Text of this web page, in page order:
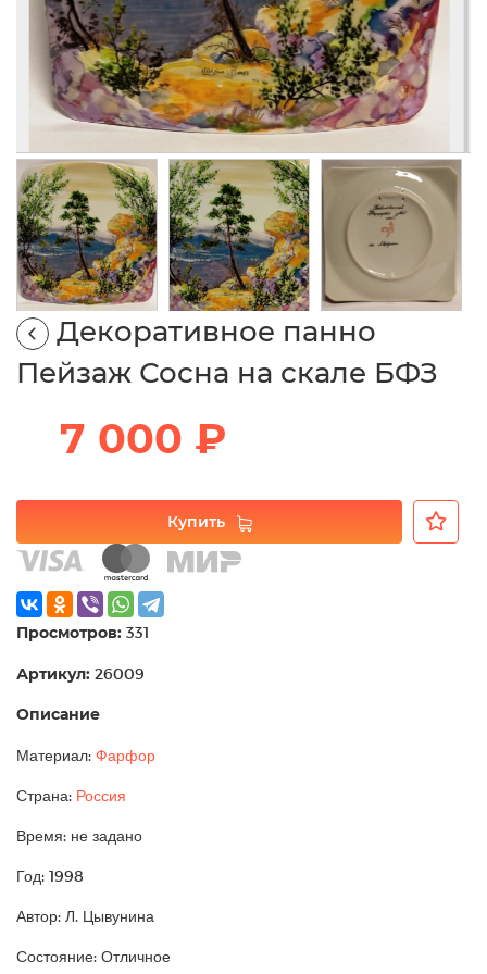
Декоративное панно
Пейзаж Сосна на скале БФЗ
7 000 ₽
Купить
Просмотров: 331
Артикул: 26009
Описание
Материал: Фарфор
Страна: Россия
Время: не задано
Год: 1998
Автор: Л. Цывунина
Состояние: Отличное